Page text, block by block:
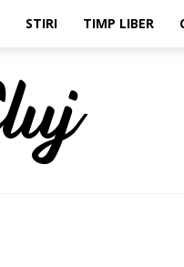
STIRI TIMP LIBER